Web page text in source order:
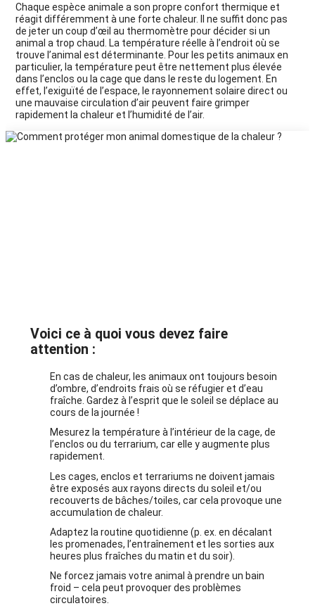
Chaque espèce animale a son propre confort thermique et
réagit différemment à une forte chaleur. Il ne suffit donc pas
de jeter un coup d’œil au thermomètre pour décider si un
animal a trop chaud. La température réelle à l’endroit où se
trouve l’animal est déterminante. Pour les petits animaux en
particulier, la température peut être nettement plus élevée
dans l’enclos ou la cage que dans le reste du logement. En
effet, l’exiguïté de l’espace, le rayonnement solaire direct ou
une mauvaise circulation d’air peuvent faire grimper
rapidement la chaleur et l’humidité de l’air.
Voici ce à quoi vous devez faire
attention :
En cas de chaleur, les animaux ont toujours besoin
d’ombre, d’endroits frais où se réfugier et d’eau
fraîche. Gardez à l’esprit que le soleil se déplace au
cours de la journée !
Mesurez la température à l’intérieur de la cage, de
l’enclos ou du terrarium, car elle y augmente plus
rapidement.
Les cages, enclos et terrariums ne doivent jamais
être exposés aux rayons directs du soleil et/ou
recouverts de bâches/toiles, car cela provoque une
accumulation de chaleur.
Adaptez la routine quotidienne (p. ex. en décalant
les promenades, l’entraînement et les sorties aux
heures plus fraîches du matin et du soir).
Ne forcez jamais votre animal à prendre un bain
froid – cela peut provoquer des problèmes
circulatoires.